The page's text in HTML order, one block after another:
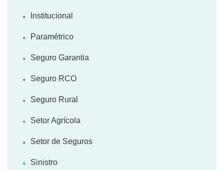
Institucional
Paramétrico
Seguro Garantia
Seguro RCO
Seguro Rural
Setor Agrícola
Setor de Seguros
Sinistro